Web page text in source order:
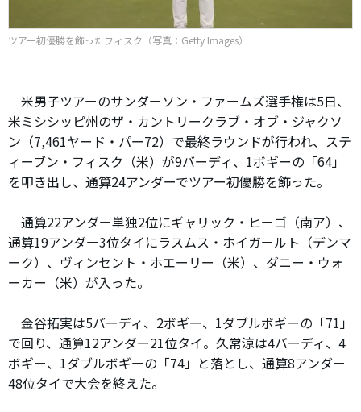
ツアー初優勝を飾ったフィスク（写真：Getty Images）
米男子ツアーのサンダーソン・ファームズ選手権は5日、
米ミシシッピ州のザ・カントリークラブ・オブ・ジャクソ
ン（7,461ヤード・パー72）で最終ラウンドが行われ、ステ
ィーブン・フィスク（米）が9バーディ、1ボギーの「64」
を叩き出し、通算24アンダーでツアー初優勝を飾った。
通算22アンダー単独2位にギャリック・ヒーゴ（南ア）、
通算19アンダー3位タイにラスムス・ホイガールト（デンマ
ーク）、ヴィンセント・ホエーリー（米）、ダニー・ウォ
ーカー（米）が入った。
金谷拓実は5バーディ、2ボギー、1ダブルボギーの「71」
で回り、通算12アンダー21位タイ。久常涼は4バーディ、4
ボギー、1ダブルボギーの「74」と落とし、通算8アンダー
48位タイで大会を終えた。